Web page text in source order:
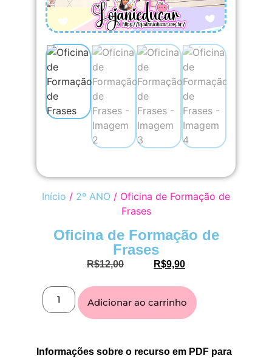
Início / 2º ANO / Oficina de Formação de
Frases
Oficina de Formação de
Frases
R$12,00 R$9,90
Adicionar ao carrinho
Informações sobre o recurso em PDF para